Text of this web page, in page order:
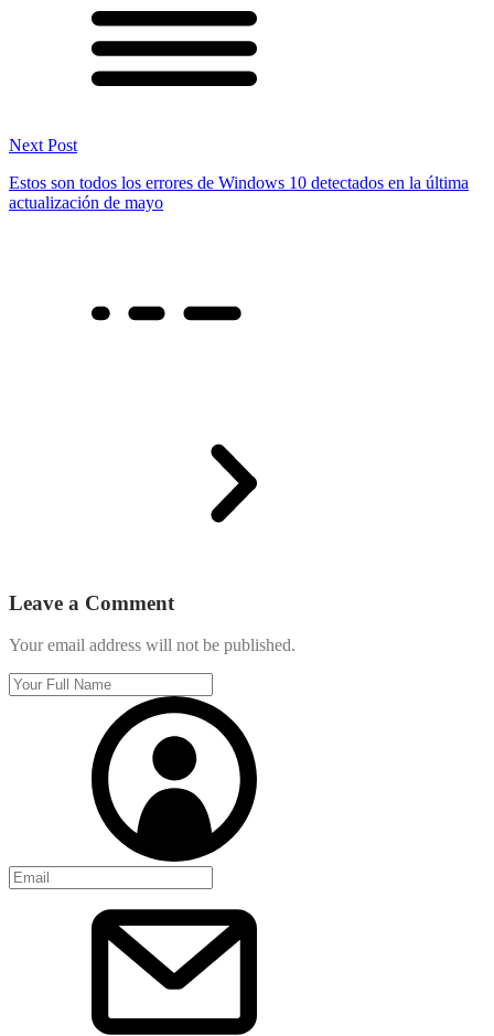
Next Post
Estos son todos los errores de Windows 10 detectados en la última
actualización de mayo
Leave a Comment
Your email address will not be published.